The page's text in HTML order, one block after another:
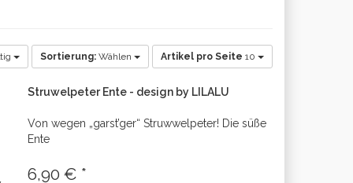
Sortierung: Wählen Artikel pro Seite 10
Struwelpeter Ente - design by LILALU
Von wegen „garst’ger“ Struwwelpeter! Die süße
Ente
6,90 € *